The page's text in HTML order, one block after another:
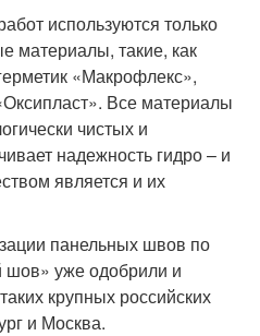
используются только
материалы, такие, как
«Макрофлекс»,
Все материалы
чистых и
надежность гидро – и
является и их
панельных швов по
шов» уже одобрили и
крупных российских
и Москва.